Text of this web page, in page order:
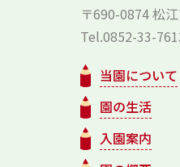
〒690-0874 松
Tel.0852-33-
当園について
園の生活
入園案内